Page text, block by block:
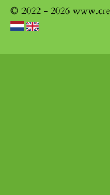
© 2022 - 2026